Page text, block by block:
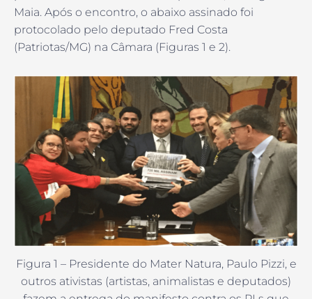
Maia. Após o encontro, o abaixo assinado foi
protocolado pelo deputado Fred Costa
(Patriotas/MG) na Câmara (Figuras 1 e 2).
Figura 1 – Presidente do Mater Natura, Paulo Pizzi, e
outros ativistas (artistas, animalistas e deputados)